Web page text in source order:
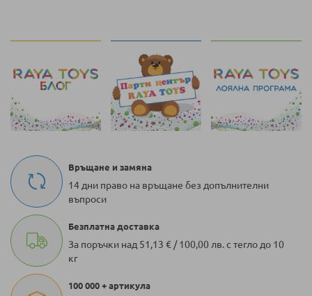
Връщане и замяна
14 дни право на връщане без допълнителни
въпроси
Безплатна доставка
За поръчки над 51,13 € / 100,00 лв. с тегло до 10
кг
100 000 + артикула